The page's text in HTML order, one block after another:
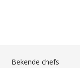
Bekende chefs